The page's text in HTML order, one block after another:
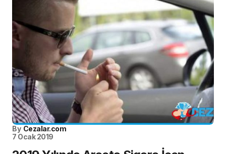
By Cezalar.com
7 Ocak 2019